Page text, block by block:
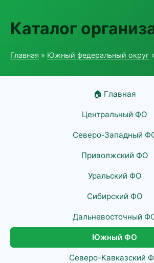
Каталог
Главная » Южный федеральный округ
🏠 Главная
Центральный ФО
Северо-Западный
Приволжский ФО
Уральский ФО
Сибирский ФО
Дальневосточный
Южный ФО
Северо-Кавказский